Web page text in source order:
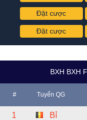
Đặt cược
Đặt cược
BXH BXH
# Tuyển QG
1 Bỉ